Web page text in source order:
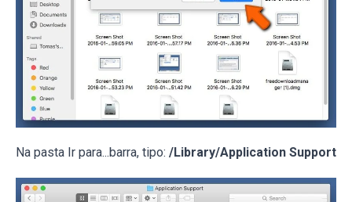
Na pasta Ir para...barra, tipo: /Library/Application Support